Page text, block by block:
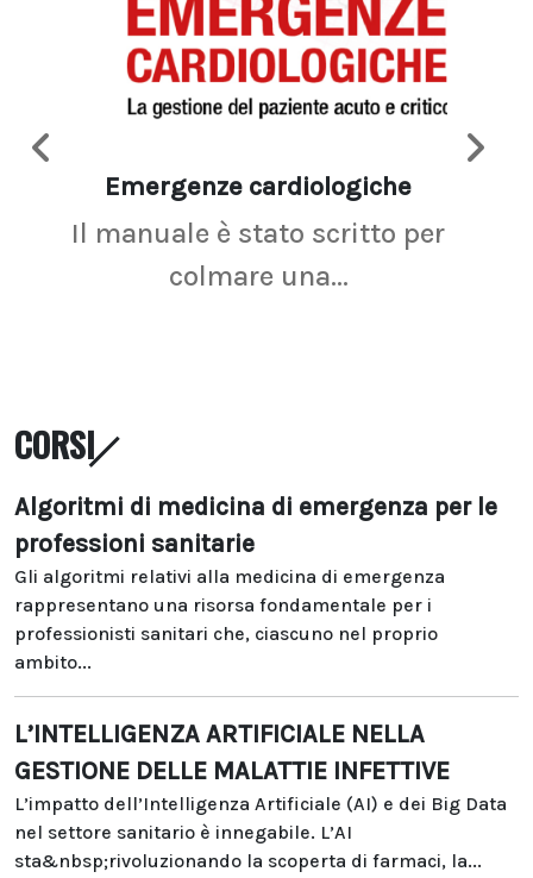
Emergenze cardiologiche
Il manuale è stato scritto per
colmare una...
CORSI
Algoritmi di medicina di emergenza per le
professioni sanitarie
Gli algoritmi relativi alla medicina di emergenza
rappresentano una risorsa fondamentale per i
professionisti sanitari che, ciascuno nel proprio
ambito...
L’INTELLIGENZA ARTIFICIALE NELLA
GESTIONE DELLE MALATTIE INFETTIVE
L’impatto dell’Intelligenza Artificiale (AI) e dei Big Data
nel settore sanitario è innegabile. L’AI
sta&nbsp;rivoluzionando la scoperta di farmaci, la...